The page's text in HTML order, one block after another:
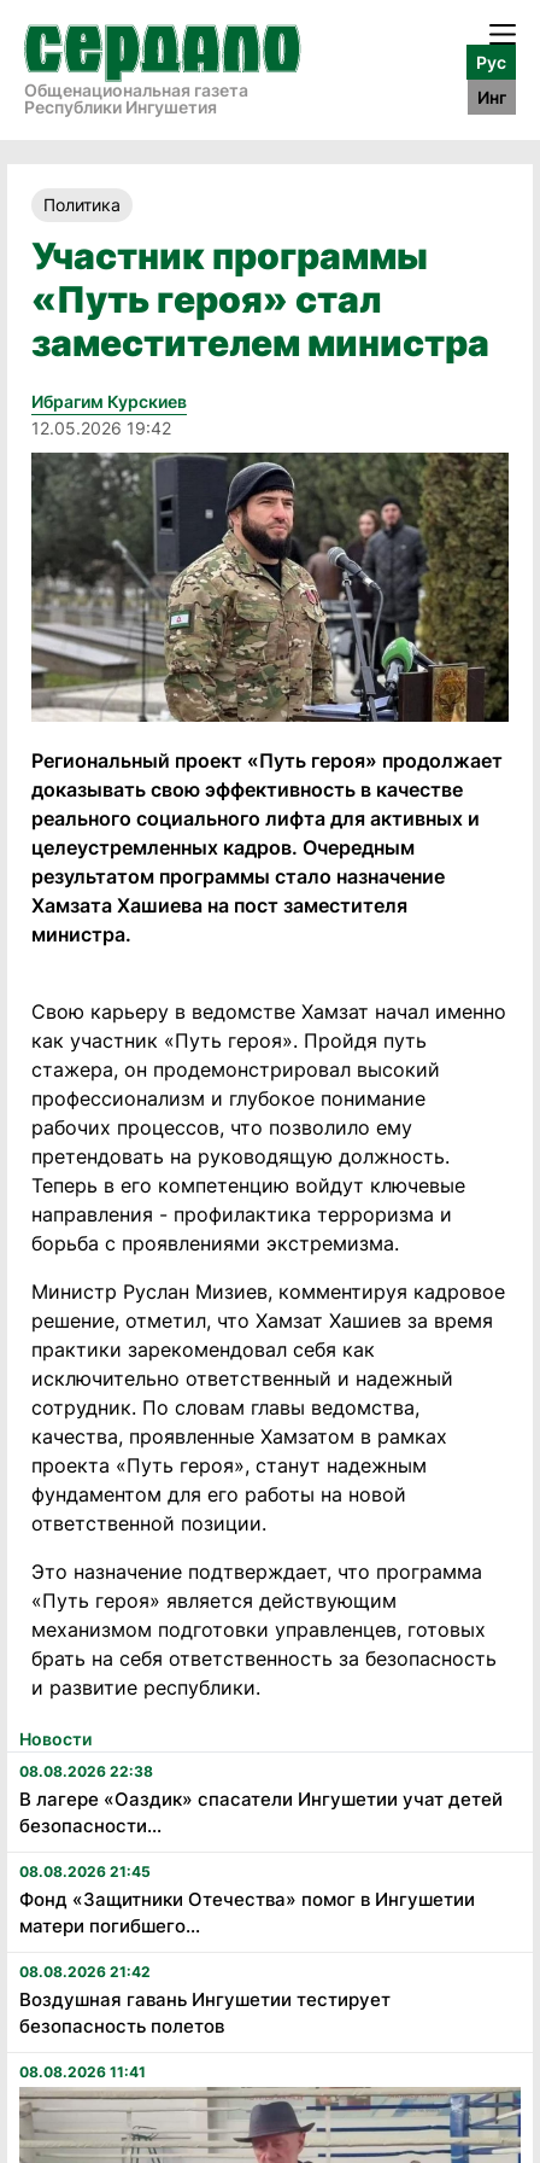
Общенациональная газета
Республики Ингушетия
Рус
Инг
Новости
08.08.2026 22:38
В лагере «Оаздик» спасатели Ингушетии учат детей
безопасности...
08.08.2026 21:45
Фонд «Защитники Отечества» помог в Ингушетии
матери погибшего...
08.08.2026 21:42
Воздушная гавань Ингушетии тестирует
безопасность полетов
08.08.2026 11:41
Политика
Участник программы
«Путь героя» стал
заместителем министра
Ибрагим Курскиев
12.05.2026 19:42
Региональный проект «Путь героя» продолжает
доказывать свою эффективность в качестве
реального социального лифта для активных и
целеустремленных кадров. Очередным
результатом программы стало назначение
Хамзата Хашиева на пост заместителя
министра.
Свою карьеру в ведомстве Хамзат начал именно
как участник «Путь героя». Пройдя путь
стажера, он продемонстрировал высокий
профессионализм и глубокое понимание
рабочих процессов, что позволило ему
претендовать на руководящую должность.
Теперь в его компетенцию войдут ключевые
направления - профилактика терроризма и
борьба с проявлениями экстремизма.
Министр Руслан Мизиев, комментируя кадровое
решение, отметил, что Хамзат Хашиев за время
практики зарекомендовал себя как
исключительно ответственный и надежный
сотрудник. По словам главы ведомства,
качества, проявленные Хамзатом в рамках
проекта «Путь героя», станут надежным
фундаментом для его работы на новой
ответственной позиции.
Это назначение подтверждает, что программа
«Путь героя» является действующим
механизмом подготовки управленцев, готовых
брать на себя ответственность за безопасность
и развитие республики.